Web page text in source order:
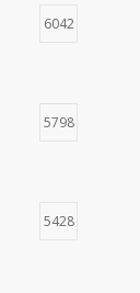
6042
5798
5428